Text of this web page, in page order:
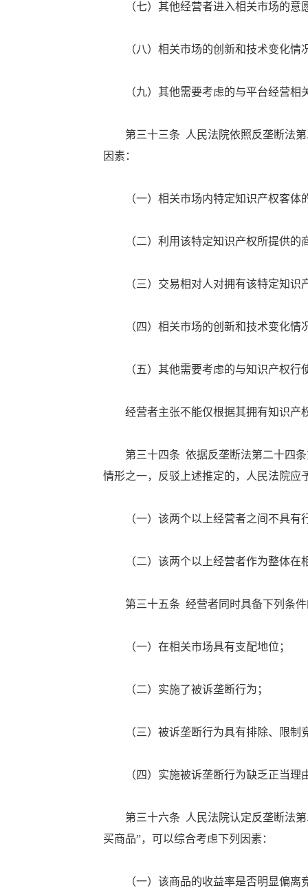
（七）其他经营者进入相关市场的意
（八）相关市场的创新和技术变化情
（九）其他需要考虑的与平台经营相
第三十三条 人民法院依照反垄断法第
因素：
（一）相关市场内特定知识产权客体
（二）利用该特定知识产权所提供的
（三）交易相对人对拥有该特定知识
（四）相关市场的创新和技术变化情
（五）其他需要考虑的与知识产权行
经营者主张不能仅根据其拥有知识产
第三十四条 依据反垄断法第二十四条
情形之一，反驳上述推定的，人民法院应
（一）该两个以上经营者之间不具有
（二）该两个以上经营者作为整体在
第三十五条 经营者同时具备下列条件
（一）在相关市场具有支配地位；
（二）实施了被诉垄断行为；
（三）被诉垄断行为具有排除、限制
（四）实施被诉垄断行为缺乏正当理
第三十六条 人民法院认定反垄断法第
买商品”，可以综合考虑下列因素：
（一）该商品的收益率是否明显偏离